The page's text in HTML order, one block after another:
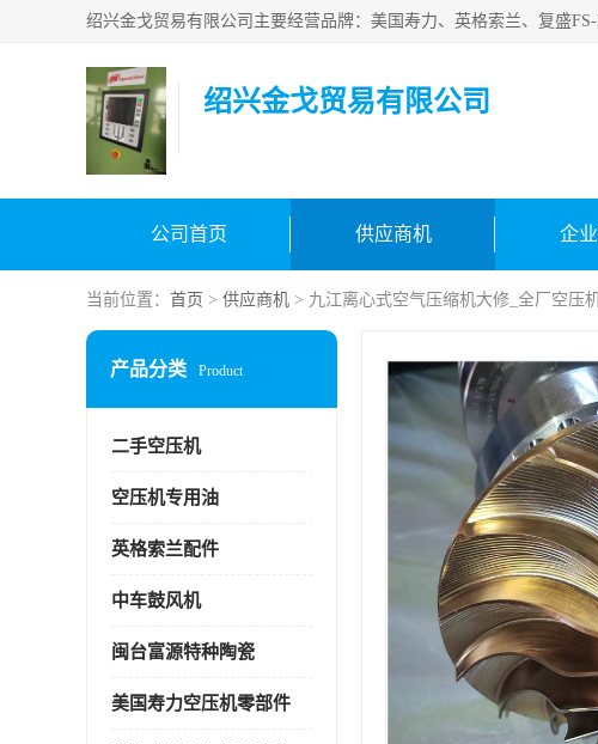
绍兴金戈贸易有限公司
公司首页 供应商机 企
当前位置： 首页 > 供应商机 > 九江离心式空气压缩机大修_全厂空压
产品分类 Product
二手空压机
空压机专用油
英格索兰配件
中车鼓风机
闽台富源特种陶瓷
美国寿力空压机零部件